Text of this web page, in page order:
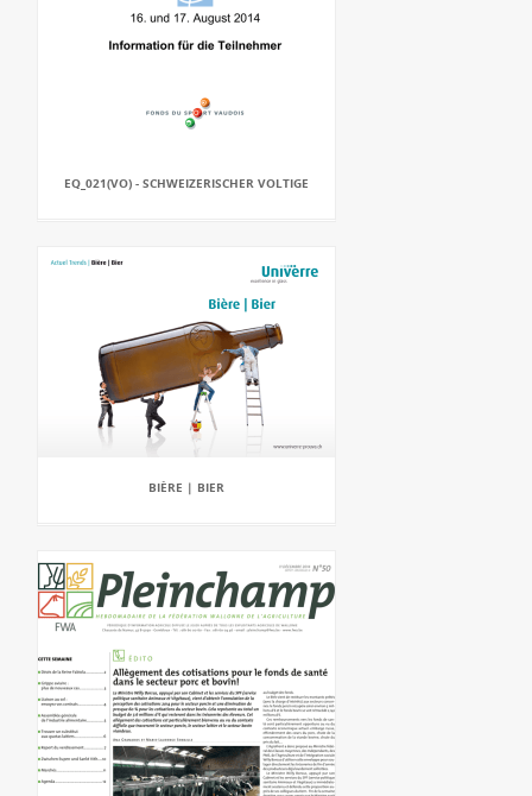
EQ_021(VO) - SCHWEIZERISCHER VOLTIGE
BIÈRE | BIER